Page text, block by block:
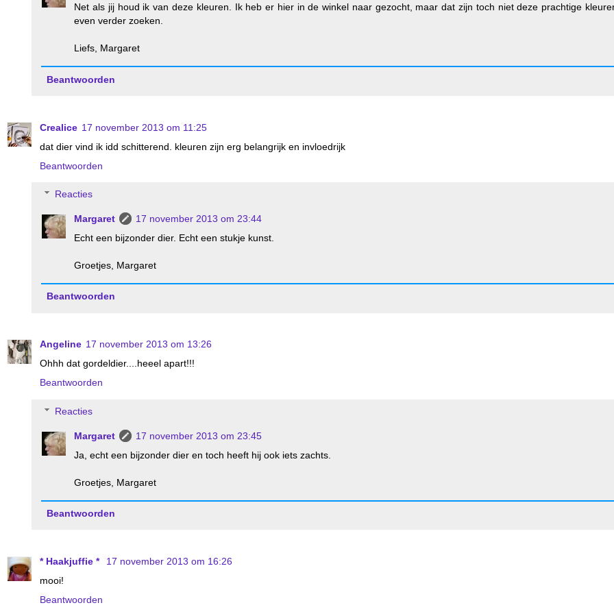
Net als jij houd ik van deze kleuren. Ik heb er hier in de winkel naar gezocht, maar dat zijn toch niet deze prachtige
even verder zoeken.
Liefs, Margaret
Beantwoorden
Crealice 17 november 2013 om 11:25
dat dier vind ik idd schitterend. kleuren zijn erg belangrijk en invloedrijk
Beantwoorden
Reacties
Margaret
17 november 2013 om 23:44
Echt een bijzonder dier. Echt een stukje kunst.
Groetjes, Margaret
Beantwoorden
Angeline 17 november 2013 om 13:26
Ohhh dat gordeldier....heeel apart!!!
Beantwoorden
Reacties
Margaret
17 november 2013 om 23:45
Ja, echt een bijzonder dier en toch heeft hij ook iets zachts.
Groetjes, Margaret
Beantwoorden
* Haakjuffie *
17 november 2013 om 16:26
mooi!
Beantwoorden